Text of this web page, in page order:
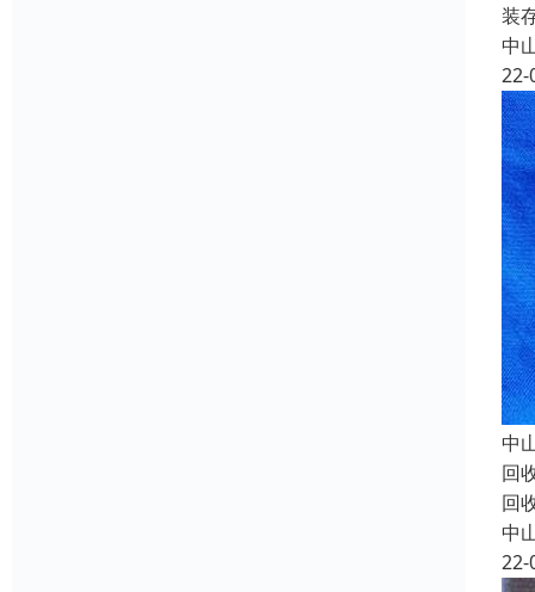
装
中
22-
中
回
回
中
22-